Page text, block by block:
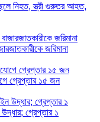
ছেলে নিহত, স্ত্রী গুরুতর আহত,
জরিমানা
গ্রেপ্তার ১৫ জন
গ্রেপ্তার ১